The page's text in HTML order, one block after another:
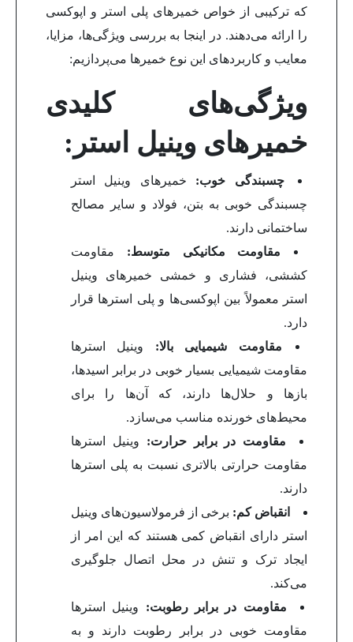
که ترکیبی از خواص خمیرهای پلی استر و اپوکسی
را ارائه می‌دهند. در اینجا به بررسی ویژگی‌ها، مزایا،
معایب و کاربردهای این نوع خمیرها می‌پردازیم:
ویژگی‌های کلیدی
خمیرهای وینیل استر:
چسبندگی خوب: خمیرهای وینیل استر
چسبندگی خوبی به بتن، فولاد و سایر مصالح
ساختمانی دارند.
مقاومت مکانیکی متوسط: مقاومت
کششی، فشاری و خمشی خمیرهای وینیل
استر معمولاً بین اپوکسی‌ها و پلی استرها قرار
دارد.
مقاومت شیمیایی بالا: وینیل استرها
مقاومت شیمیایی بسیار خوبی در برابر اسیدها،
بازها و حلال‌ها دارند، که آن‌ها را برای
محیط‌های خورنده مناسب می‌سازد.
مقاومت در برابر حرارت: وینیل استرها
مقاومت حرارتی بالاتری نسبت به پلی استرها
دارند.
انقباض کم: برخی از فرمولاسیون‌های وینیل
استر دارای انقباض کمی هستند که این امر از
ایجاد ترک و تنش در محل اتصال جلوگیری
می‌کند.
مقاومت در برابر رطوبت: وینیل استرها
مقاومت خوبی در برابر رطوبت دارند و به